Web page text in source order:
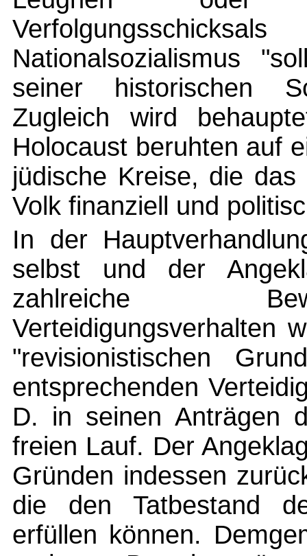
Nationalsozialismus
seiner historischen
Zugleich wird
Holocaust beruhten auf
jüdische Kreise, die
Volk finanziell und
In der
selbst und der
zahlreiche
Verteidigungsverhalten
"revisionistischen
entsprechenden
D. in seinen Anträgen
freien Lauf. Der
Gründen indessen
die den Tatbestand
erfüllen können.